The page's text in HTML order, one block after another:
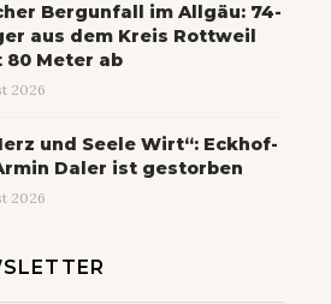
Bergunfall im Allgäu: 74-
aus dem Kreis Rottweil
80 Meter ab
2026
und Seele Wirt“: Eckhof-
Daler ist gestorben
2026